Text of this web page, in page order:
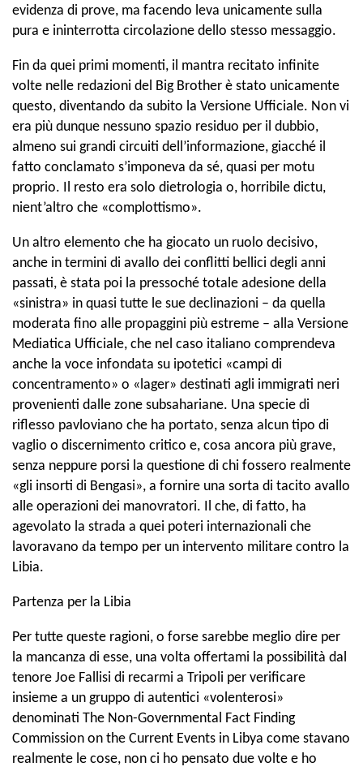
evidenza di prove, ma facendo leva unicamente sulla
pura e ininterrotta circolazione dello stesso messaggio.
Fin da quei primi momenti, il mantra recitato infinite
volte nelle redazioni del Big Brother è stato unicamente
questo, diventando da subito la Versione Ufficiale. Non vi
era più dunque nessuno spazio residuo per il dubbio,
almeno sui grandi circuiti dell’informazione, giacché il
fatto conclamato s’imponeva da sé, quasi per motu
proprio. Il resto era solo dietrologia o, horribile dictu,
nient’altro che «complottismo».
Un altro elemento che ha giocato un ruolo decisivo,
anche in termini di avallo dei conflitti bellici degli anni
passati, è stata poi la pressoché totale adesione della
«sinistra» in quasi tutte le sue declinazioni – da quella
moderata fino alle propaggini più estreme – alla Versione
Mediatica Ufficiale, che nel caso italiano comprendeva
anche la voce infondata su ipotetici «campi di
concentramento» o «lager» destinati agli immigrati neri
provenienti dalle zone subsahariane. Una specie di
riflesso pavloviano che ha portato, senza alcun tipo di
vaglio o discernimento critico e, cosa ancora più grave,
senza neppure porsi la questione di chi fossero realmente
«gli insorti di Bengasi», a fornire una sorta di tacito avallo
alle operazioni dei manovratori. Il che, di fatto, ha
agevolato la strada a quei poteri internazionali che
lavoravano da tempo per un intervento militare contro la
Libia.
Partenza per la Libia
Per tutte queste ragioni, o forse sarebbe meglio dire per
la mancanza di esse, una volta offertami la possibilità dal
tenore Joe Fallisi di recarmi a Tripoli per verificare
insieme a un gruppo di autentici «volenterosi»
denominati The Non-Governmental Fact Finding
Commission on the Current Events in Libya come stavano
realmente le cose, non ci ho pensato due volte e ho